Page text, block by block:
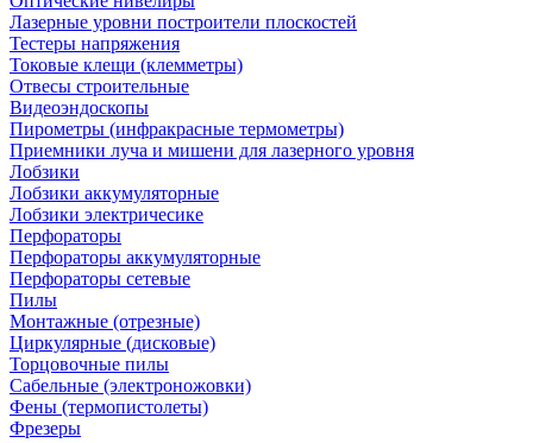
Лазерные уровни построители плоскостей
Тестеры напряжения
Токовые клещи (клемметры)
Отвесы строительные
Видеоэндоскопы
Пирометры (инфракрасные термометры)
Приемники луча и мишени для лазерного уровня
Лобзики
Лобзики аккумуляторные
Лобзики электричесике
Перфораторы
Перфораторы аккумуляторные
Перфораторы сетевые
Пилы
Монтажные (отрезные)
Циркулярные (дисковые)
Торцовочные пилы
Сабельные (электроножовки)
Фены (термопистолеты)
Фрезеры